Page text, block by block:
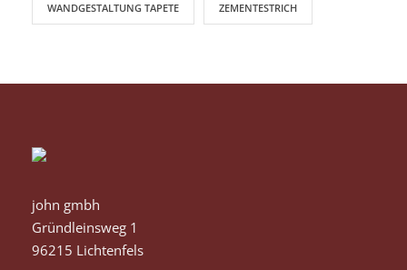
WANDGESTALTUNG TAPETE ZEMENTESTRICH
john gmbh
Gründleinsweg 1
96215 Lichtenfels